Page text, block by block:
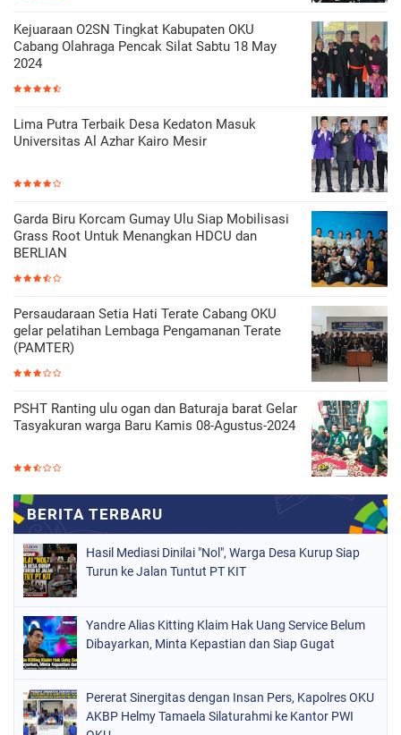
Kejuaraan O2SN Tingkat Kabupaten OKU
Cabang Olahraga Pencak Silat Sabtu 18 May
2024
Lima Putra Terbaik Desa Kedaton Masuk
Universitas Al Azhar Kairo Mesir
Garda Biru Korcam Gumay Ulu Siap Mobilisasi
Grass Root Untuk Menangkan HDCU dan
BERLIAN
Persaudaraan Setia Hati Terate Cabang OKU
gelar pelatihan Lembaga Pengamanan Terate
(PAMTER)
PSHT Ranting ulu ogan dan Baturaja barat Gelar
Tasyakuran warga Baru Kamis 08-Agustus-2024
Hasil Mediasi Dinilai "Nol", Warga Desa Kurup Siap
Turun ke Jalan Tuntut PT KIT
Yandre Alias Kitting Klaim Hak Uang Service Belum
Dibayarkan, Minta Kepastian dan Siap Gugat
Pererat Sinergitas dengan Insan Pers, Kapolres OKU
AKBP Helmy Tamaela Silaturahmi ke Kantor PWI